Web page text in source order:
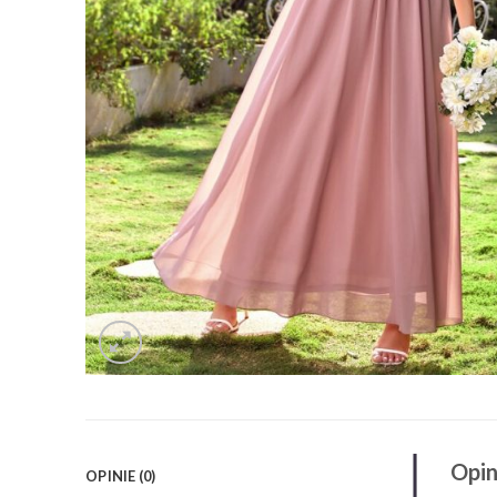
OPINIE (0)